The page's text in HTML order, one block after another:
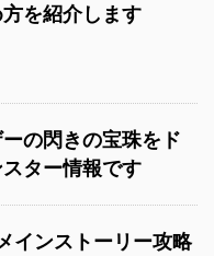
を紹介します
の閃きの宝珠をド
ター情報です
インストーリー攻略